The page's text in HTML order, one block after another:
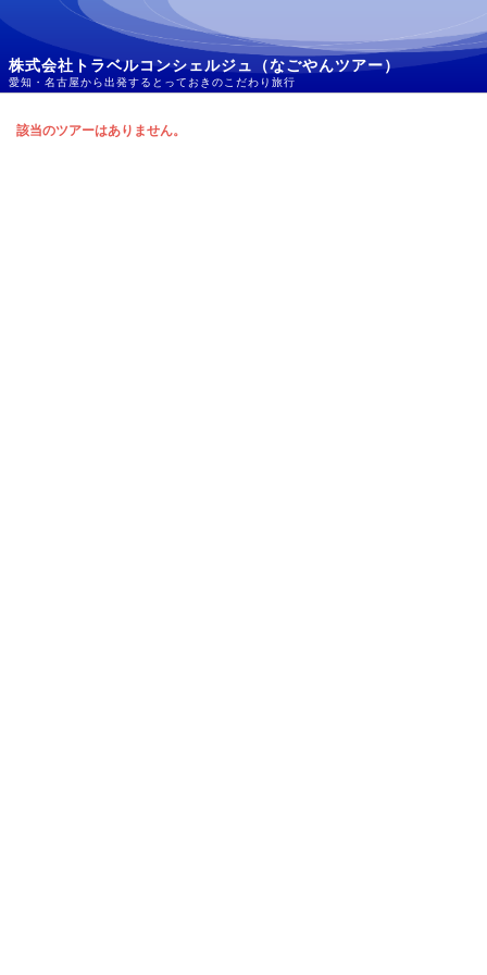
株式会社トラベルコンシェルジュ（なごやんツアー）
愛知・名古屋から出発するとっておきのこだわり旅行